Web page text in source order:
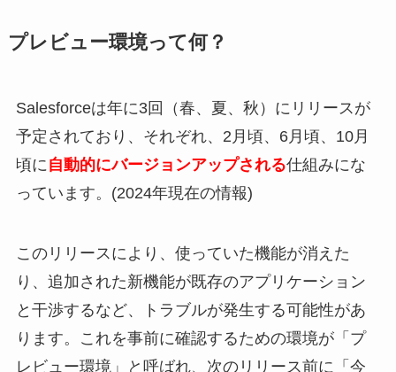
プレビュー環境って何？
Salesforceは年に3回（春、夏、秋）にリリースが
予定されており、それぞれ、2月頃、6月頃、10月
頃に自動的にバージョンアップされる仕組みにな
っています。(2024年現在の情報)
このリリースにより、使っていた機能が消えた
り、追加された新機能が既存のアプリケーション
と干渉するなど、トラブルが発生する可能性があ
ります。これを事前に確認するための環境が「プ
レビュー環境」と呼ばれ、次のリリース前に「今